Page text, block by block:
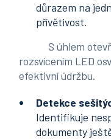
důrazem na
přívětivost.
S úhlem
rozsvícením LED
efektivní údržbu.
Detekce
Identifikuje
dokumenty